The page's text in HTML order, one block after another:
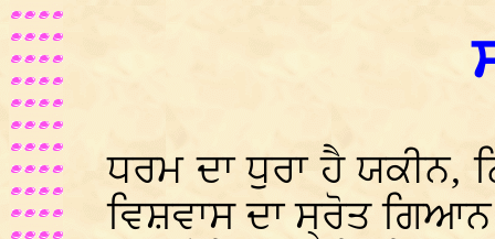
ਧਰਮ ਦਾ ਧੁਰਾ ਹੈ ਯਕੀਨ,
ਵਿਸ਼ਵਾਸ ਦਾ ਸ੍ਰੋਤ